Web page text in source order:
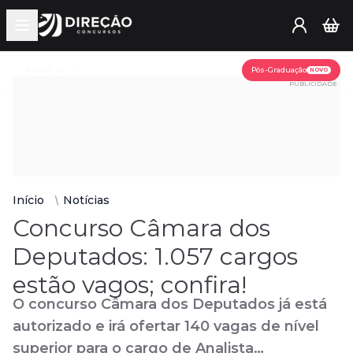
Open main menu
Pós-Graduação NOVO
PUBLICIDADE
Início Notícias
Concurso Câmara dos
Deputados: 1.057 cargos
estão vagos; confira!
O concurso Câmara dos Deputados já está
autorizado e irá ofertar 140 vagas de nível
superior para o cargo de Analista